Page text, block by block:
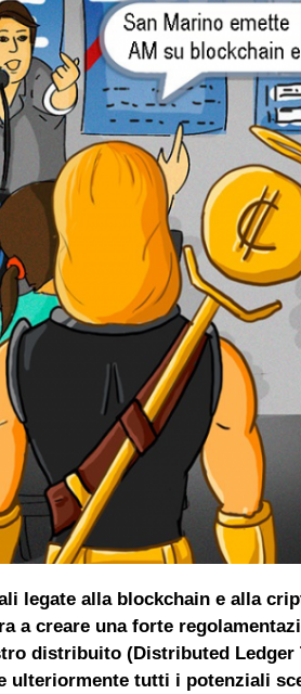
legate alla blockchain e alla
a creare una forte
distribuito (Distributed Ledger
ulteriormente tutti i potenziali